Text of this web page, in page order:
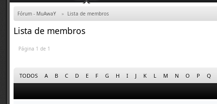
Fórum - MuAwaY » Lista de membros
Lista de membros
Página 1 de 1
TODOS A B C D E F G H I J K L M N O P Q